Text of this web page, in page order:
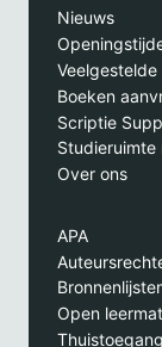
Nieuws
Veelgestelde
Boeken
Scriptie
Studieruimte
Over ons
APA
Open